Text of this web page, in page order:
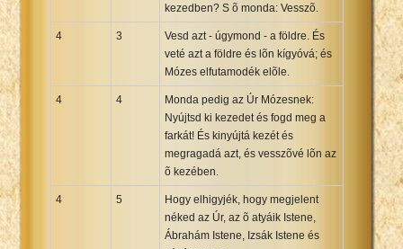
kezedben? S õ monda: Vesszõ.
4 3
Vesd azt - úgymond - a földre. És
veté azt a földre és lõn kígyóvá; és
Mózes elfutamodék elõle.
4 4
Monda pedig az Úr Mózesnek:
Nyújtsd ki kezedet és fogd meg a
farkát! És kinyújtá kezét és
megragadá azt, és vesszõvé lõn az
õ kezében.
4 5
Hogy elhigyjék, hogy megjelent
néked az Úr, az õ atyáik Istene,
Ábrahám Istene, Izsák Istene és